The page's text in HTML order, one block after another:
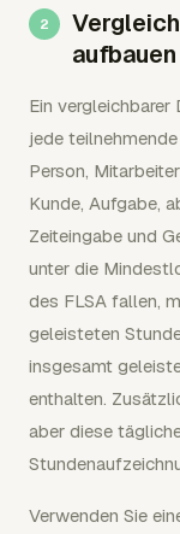
aufbauen
Ein
jede
Person,
Kunde, Aufgabe,
Zeiteingabe und
unter die
des FLSA fallen,
geleisteten
insgesamt
enthalten.
aber diese
Verwenden Sie